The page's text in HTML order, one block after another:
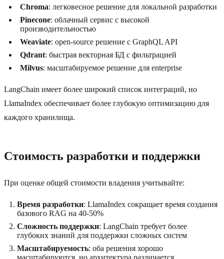
Chroma: легковесное решение для локальной разработки
Pinecone: облачный сервис с высокой
производительностью
Weaviate: open-source решение с GraphQL API
Qdrant: быстрая векторная БД с фильтрацией
Milvus: масштабируемое решение для enterprise
LangChain имеет более широкий список интеграций, но
LlamaIndex обеспечивает более глубокую оптимизацию для
каждого хранилища.
Стоимость разработки и поддержки
При оценке общей стоимости владения учитывайте:
Время разработки: LlamaIndex сокращает время создания
базового RAG на 40-50%
Сложность поддержки: LangChain требует более
глубоких знаний для поддержки сложных систем
Масштабируемость: оба решения хорошо
масштабируются, но архитектура различается